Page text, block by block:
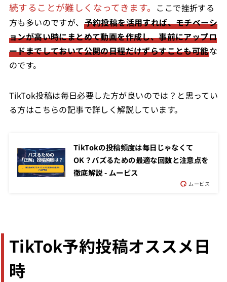
続することが難しくなってきます。 ここで挫折する
方も多いのですが、 予約投稿を活用すれば、モチベーシ
ョンが高い時にまとめて動画を作成し、事前にアップロ
ードまでしておいて公開の日程だけずらすことも可能な
のです。
TikTok投稿は毎日必要した方が良いのでは？と思ってい
る方はこちらの記事で詳しく解説しています。
TikTokの投稿頻度は毎日じゃなくて
OK？バズるための最適な回数と注意点を
徹底解説 - ムービス
ムービス
TikTok予約投稿オススメ日
時